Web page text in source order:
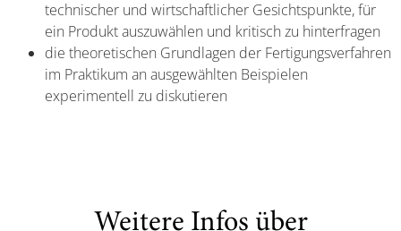
technischer und wirtschaftlicher Gesichtspunkte, für
ein Produkt auszuwählen und kritisch zu hinterfragen
die theoretischen Grundlagen der Fertigungsverfahren
im Praktikum an ausgewählten Beispielen
experimentell zu diskutieren
Weitere Infos über